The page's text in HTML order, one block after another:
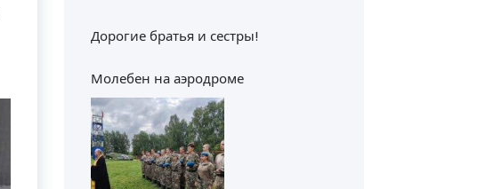
Дорогие братья и сестры!
Молебен на аэродроме